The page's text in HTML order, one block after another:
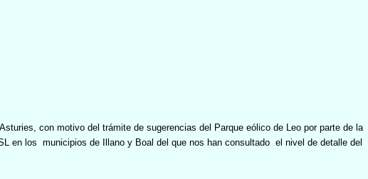
con motivo del trámite de sugerencias del Parque eólico de Leo por parte de la
en los
municipios de Illano y Boal del que nos han consultado el nivel de detalle del